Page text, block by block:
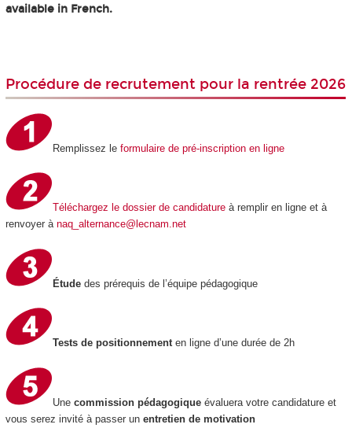
available in French.
Procédure de recrutement pour la rentrée 2026
Remplissez le formulaire de pré-inscription en ligne
Téléchargez le dossier de candidatureà remplir en ligne et à
renvoyer à naq_alternance@lecnam.net
Étudedes prérequis de l’équipe pédagogique
Tests de positionnementen ligne d’une durée de 2h
Une commission pédagogiqueévaluera votre candidature et
vous serez invité à passer un entretien de motivation